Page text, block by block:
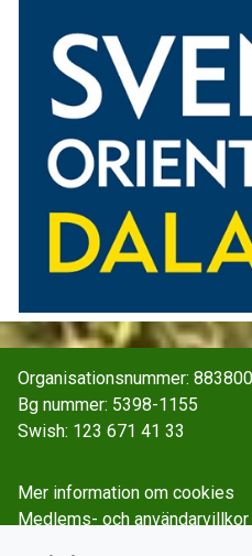
Organisationsnummer:
Bg nummer: 5398-1155
Swish: 123 671 41 33
Mer information om cookies
Medlems- och användarvillkor